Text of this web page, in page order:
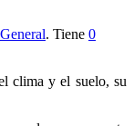
General. Tiene 0
clima y el suelo, su